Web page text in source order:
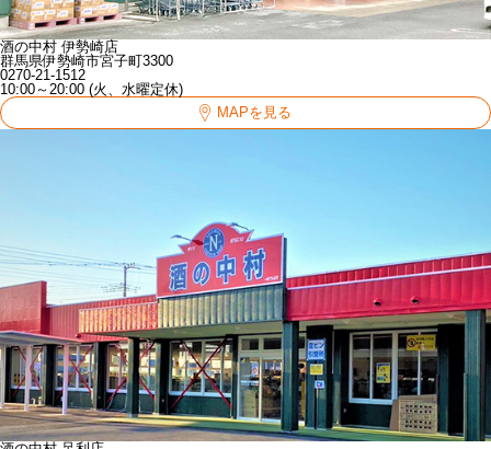
酒の中村 伊勢崎店
群馬県伊勢崎市宮子町3300
0270-21-1512
10:00～20:00 (火、水曜定休)
MAPを見る